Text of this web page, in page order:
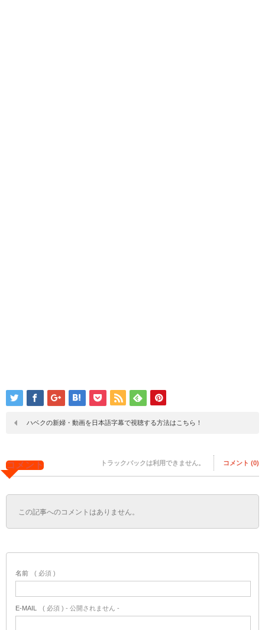
ハベクの新婦・動画を日本語字幕で視聴する方法はこちら！
コメント トラックバックは利用できません。 コメント (0)
この記事へのコメントはありません。
名前 ( 必須 )
E-MAIL ( 必須 ) - 公開されません -